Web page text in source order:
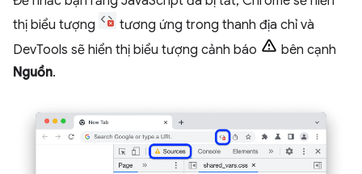
thị biểu tượng
tương ứng trong thanh địa chỉ và
DevTools sẽ hiển thị biểu tượng cảnh báo
bên cạnh
Nguồn.